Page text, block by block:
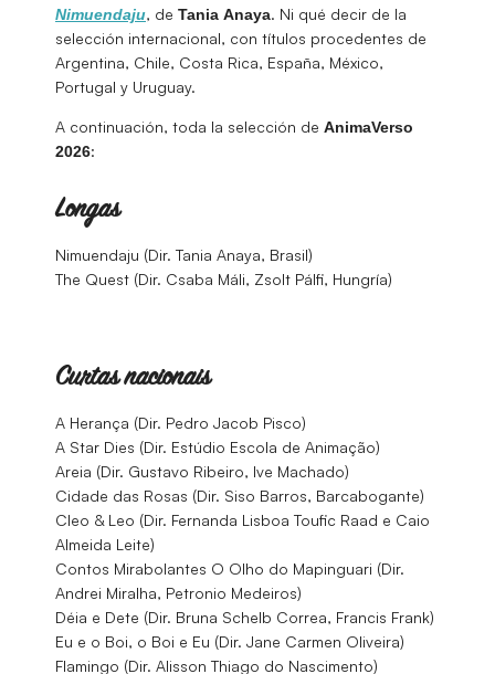
Nimuendaju, de Tania Anaya. Ni qué decir de la
selección internacional, con títulos procedentes de
Argentina, Chile, Costa Rica, España, México,
Portugal y Uruguay.
A continuación, toda la selección de AnimaVerso
2026:
Longas
Nimuendaju (Dir. Tania Anaya, Brasil)
The Quest (Dir. Csaba Máli, Zsolt Pálfi, Hungría)
Curtas nacionais
A Herança (Dir. Pedro Jacob Pisco)
A Star Dies (Dir. Estúdio Escola de Animação)
Areia (Dir. Gustavo Ribeiro, Ive Machado)
Cidade das Rosas (Dir. Siso Barros, Barcabogante)
Cleo & Leo (Dir. Fernanda Lisboa Toufic Raad e Caio
Almeida Leite)
Contos Mirabolantes O Olho do Mapinguari (Dir.
Andrei Miralha, Petronio Medeiros)
Déia e Dete (Dir. Bruna Schelb Correa, Francis Frank)
Eu e o Boi, o Boi e Eu (Dir. Jane Carmen Oliveira)
Flamingo (Dir. Alisson Thiago do Nascimento)